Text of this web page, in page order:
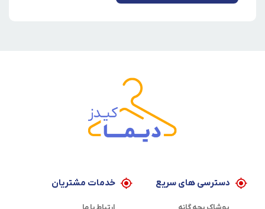
دسترسی های سریع خدمات مشتریان